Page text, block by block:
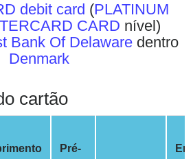
debit card (PLATINUM
CARD nível)
Bank Of Delawaredentro
Denmark
cartão
Pré-